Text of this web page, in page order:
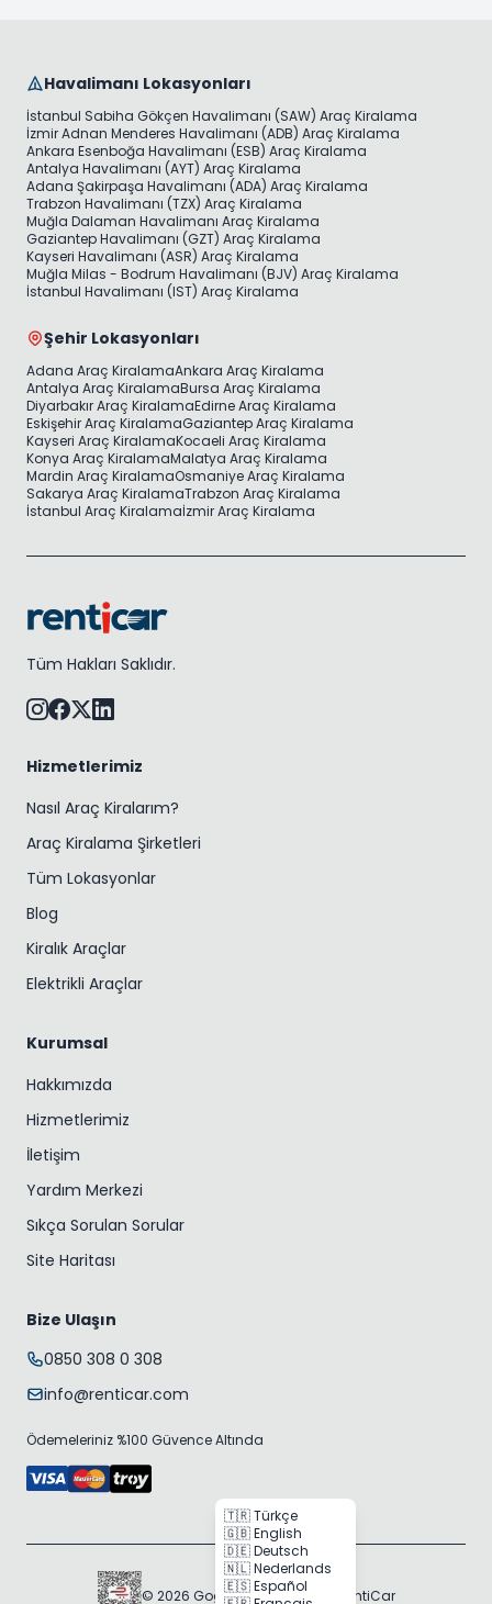
Havalimanı Lokasyonları
İstanbul Sabiha Gökçen Havalimanı (SAW) Araç Kiralama
İzmir Adnan Menderes Havalimanı (ADB) Araç Kiralama
Ankara Esenboğa Havalimanı (ESB) Araç Kiralama
Antalya Havalimanı (AYT) Araç Kiralama
Adana Şakirpaşa Havalimanı (ADA) Araç Kiralama
Trabzon Havalimanı (TZX) Araç Kiralama
Muğla Dalaman Havalimanı Araç Kiralama
Gaziantep Havalimanı (GZT) Araç Kiralama
Kayseri Havalimanı (ASR) Araç Kiralama
Muğla Milas - Bodrum Havalimanı (BJV) Araç Kiralama
İstanbul Havalimanı (IST) Araç Kiralama
Şehir Lokasyonları
Adana Araç KiralamaAnkara Araç Kiralama
Antalya Araç KiralamaBursa Araç Kiralama
Diyarbakır Araç KiralamaEdirne Araç Kiralama
Eskişehir Araç KiralamaGaziantep Araç Kiralama
Kayseri Araç KiralamaKocaeli Araç Kiralama
Konya Araç KiralamaMalatya Araç Kiralama
Mardin Araç KiralamaOsmaniye Araç Kiralama
Sakarya Araç KiralamaTrabzon Araç Kiralama
İstanbul Araç Kiralamaİzmir Araç Kiralama
Tüm Hakları Saklıdır.
Hizmetlerimiz
Nasıl Araç Kiralarım?
Araç Kiralama Şirketleri
Tüm Lokasyonlar
Blog
Kiralık Araçlar
Elektrikli Araçlar
Kurumsal
Hakkımızda
Hizmetlerimiz
İletişim
Yardım Merkezi
Sıkça Sorulan Sorular
Site Haritası
Bize Ulaşın
0850 308 0 308
info@renticar.com
Ödemeleriniz %100 Güvence Altında
© 2026 Gogocar Bilişim A.Ş. | RentiCar
🇹🇷 Türkçe
🇬🇧 English
🇩🇪 Deutsch
🇳🇱 Nederlands
🇪🇸 Español